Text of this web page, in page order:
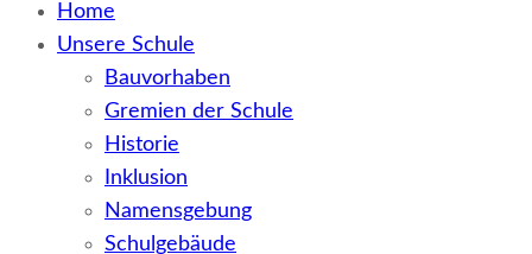
Home
Unsere Schule
Bauvorhaben
Gremien der Schule
Historie
Inklusion
Namensgebung
Schulgebäude